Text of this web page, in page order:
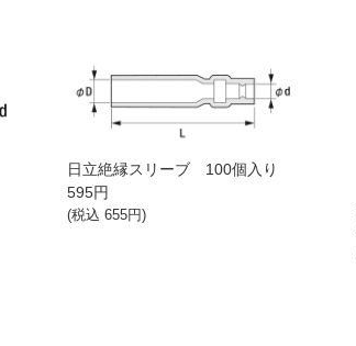
日立絶縁スリーブ 100個入り
595円
(税込655円)